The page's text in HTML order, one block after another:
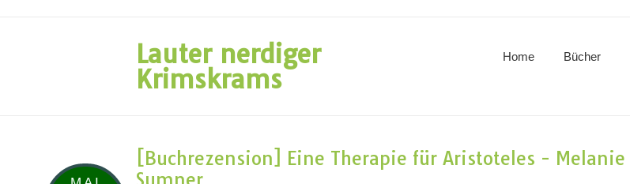
Lauter nerdiger
Krimskrams
Home Bücher
[Buchrezension] Eine Therapie für Aristoteles - Melanie